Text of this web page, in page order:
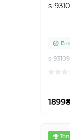
s-
В
s-
Топ